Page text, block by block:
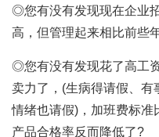
◎您有没有发现现在企业
高，但管理起来相比前些
◎您有没有发现花了高工
卖力了，(生病得请假、有
情绪也请假)，加班费标准
产品合格率反而降低了?